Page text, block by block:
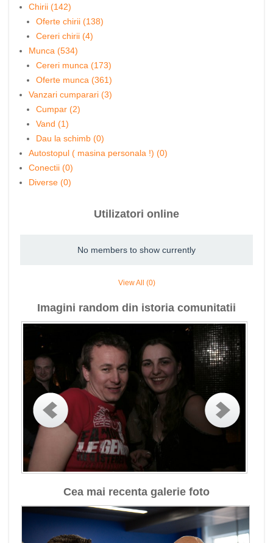
Chirii (142)
Oferte chirii (138)
Cereri chirii (4)
Munca (534)
Cereri munca (173)
Oferte munca (361)
Vanzari cumparari (3)
Cumpar (2)
Vand (1)
Dau la schimb (0)
Autostopul ( masina personala !) (0)
Conectii (0)
Diverse (0)
Utilizatori online
No members to show currently
View All (0)
Imagini random din istoria comunitatii
Cea mai recenta galerie foto